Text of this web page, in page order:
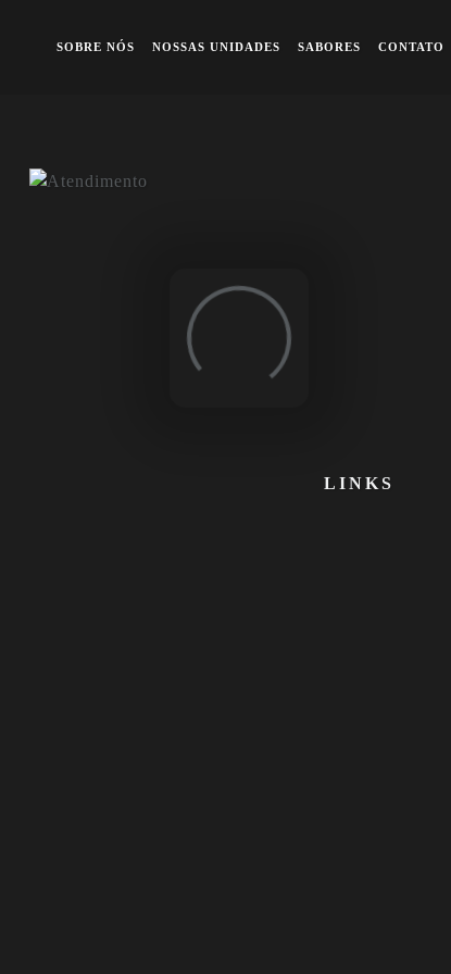
Previous
SOBRE NÓS NOSSAS UNIDADES SABORES CONTATO
Loading...
LINKS